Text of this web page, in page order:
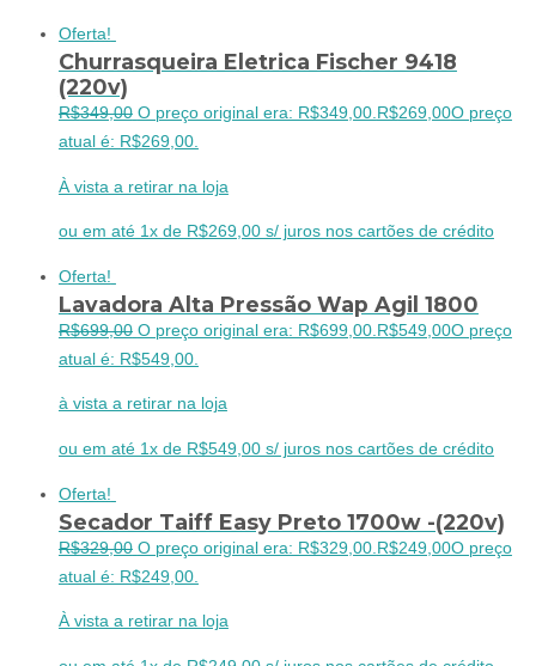
Oferta!
Churrasqueira Eletrica Fischer 9418
(220v)
R$349,00 O preço original era: R$349,00. R$269,00O preço
atual é: R$269,00.
À vista a retirar na loja
ou em até 1x de R$269,00 s/ juros nos cartões de crédito
Oferta!
Lavadora Alta Pressão Wap Agil 1800
R$699,00 O preço original era: R$699,00. R$549,00O preço
atual é: R$549,00.
à vista a retirar na loja
ou em até 1x de R$549,00 s/ juros nos cartões de crédito
Oferta!
Secador Taiff Easy Preto 1700w -(220v)
R$329,00 O preço original era: R$329,00. R$249,00O preço
atual é: R$249,00.
À vista a retirar na loja